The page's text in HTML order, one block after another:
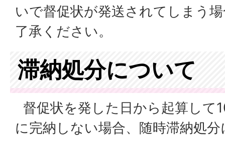
いで督促状が発送されてしまう
了承ください。
滞納処分について
督促状を発した日から起算して
に完納しない場合、随時滞納処